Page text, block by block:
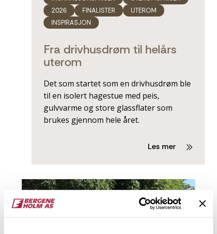
2026
FINALISTER
UTEROM
INSPIRASJON
Fra drivhusdrøm til helårs
uterom
Det som startet som en drivhusdrøm ble
til en isolert hagestue med peis,
gulvvarme og store glassflater som
brukes gjennom hele året.
Les mer